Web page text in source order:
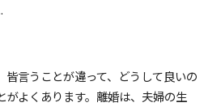
皆言うことが違って、どうして良いの
がよくあります。離婚は、夫婦の生